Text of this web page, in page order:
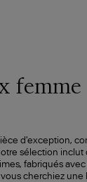
femme
d'exception,
sélection inclut
fabriqués
cherchiez